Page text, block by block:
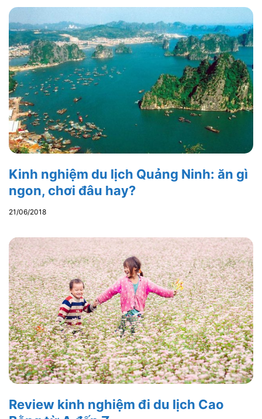
Kinh nghiệm du lịch Quảng Ninh: ăn gì
ngon, chơi đâu hay?
21/06/2018
Review kinh nghiệm đi du lịch Cao